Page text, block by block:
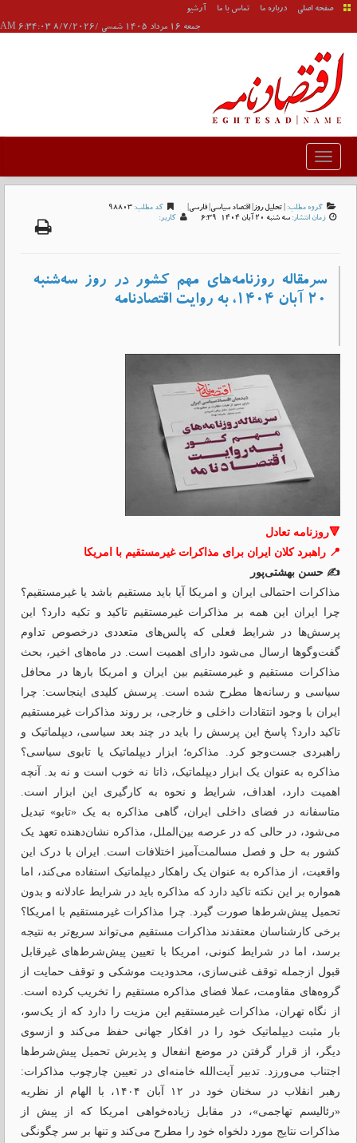
صفحه اصلی درباره ما تماس با ما
آرشیو
جمعه 16 مرداد 1405 شمسی /8/7/2026 6:34:03 AM
گروه مطلب: | تحلیل روز| اقتصاد سیاسی| فارسی| کد مطلب: 98803
زمان انتشار: سه شنبه 20 آبان 1404-6:39 کاربر:
سرمقاله روزنامه‌های مهم کشور در روز سه‌شنبه
۲۰ آبان ۱۴۰۴، به روایت اقتصادنامه
🔻روزنامه تعادل
📍 راهبرد کلان ایران برای مذاکرات غیرمستقیم با امریکا
✍️ حسن بهشتی‌پور
مذاکرات احتمالی ایران و امریکا آیا باید مستقیم باشد یا غیرمستقیم؟
چرا ایران این همه بر مذاکرات غیرمستقیم تاکید و تکیه دارد؟ این
پرسش‌ها در شرایط فعلی که پالس‌های متعددی درخصوص تداوم
گفت‌وگوها ارسال می‌شود دارای اهمیت است. در ماه‌های اخیر، بحث
مذاکرات مستقیم و غیرمستقیم بین ایران و امریکا بارها در محافل
سیاسی و رسانه‌ها مطرح شده است. پرسش کلیدی اینجاست: چرا
ایران با وجود انتقادات داخلی و خارجی، بر روند مذاکرات غیرمستقیم
تاکید دارد؟ پاسخ این پرسش را باید در چند بعد سیاسی، دیپلماتیک و
راهبردی جست‌وجو کرد. مذاکره؛ ابزار دیپلماتیک یا تابوی سیاسی؟
مذاکره به عنوان یک ابزار دیپلماتیک، ذاتا نه خوب است و نه بد. آنچه
اهمیت دارد، اهداف، شرایط و نحوه به کارگیری این ابزار است.
متاسفانه در فضای داخلی ایران، گاهی مذاکره به یک «تابو» تبدیل
می‌شود، در حالی که در عرصه بین‌الملل، مذاکره نشان‌دهنده تعهد یک
کشور به حل و فصل مسالمت‌آمیز اختلافات است. ایران با درک این
واقعیت، از مذاکره به عنوان یک راهکار دیپلماتیک استفاده می‌کند، اما
همواره بر این نکته تاکید دارد که مذاکره باید در شرایط عادلانه و بدون
تحمیل پیش‌شرط‌ها صورت گیرد. چرا مذاکرات غیرمستقیم با امریکا؟
برخی کارشناسان معتقدند مذاکرات مستقیم می‌تواند سریع‌تر به نتیجه
برسد، اما در شرایط کنونی، امریکا با تعیین پیش‌شرط‌های غیرقابل
قبول ازجمله توقف غنی‌سازی، محدودیت موشکی و توقف حمایت از
گروه‌های مقاومت، عملا فضای مذاکره مستقیم را تخریب کرده است.
از نگاه تهران، مذاکرات غیرمستقیم این مزیت را دارد که از یک‌سو،
بار مثبت دیپلماتیک خود را در افکار جهانی حفظ می‌کند و ازسوی
دیگر، از قرار گرفتن در موضع انفعال و پذیرش تحمیل پیش‌شرط‌ها
اجتناب می‌ورزد. تدبیر آیت‌الله خامنه‌ای در تعیین چارچوب مذاکرات:
رهبر انقلاب در سخنان خود در ۱۲ آبان ۱۴۰۴، با الهام از نظریه
«رئالیسم تهاجمی»، در مقابل زیاده‌خواهی امریکا که از پیش از
مذاکرات نتایج مورد دلخواه خود را مطرح می‌کند و تنها بر سر چگونگی